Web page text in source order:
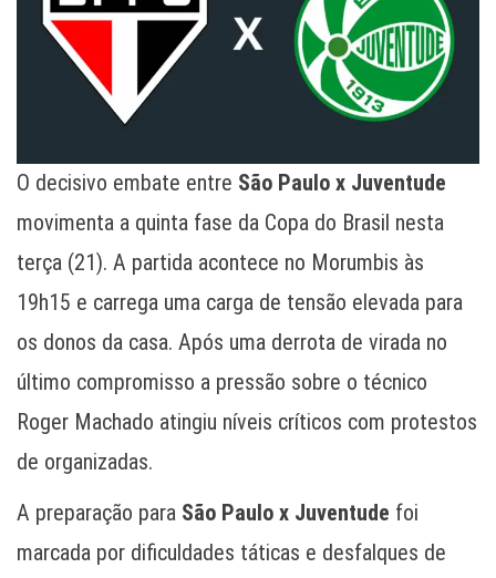
O decisivo embate entre São Paulo x Juventude
movimenta a quinta fase da Copa do Brasil nesta
terça (21). A partida acontece no Morumbis às
19h15 e carrega uma carga de tensão elevada para
os donos da casa. Após uma derrota de virada no
último compromisso a pressão sobre o técnico
Roger Machado atingiu níveis críticos com protestos
de organizadas.
A preparação para São Paulo x Juventude foi
marcada por dificuldades táticas e desfalques de